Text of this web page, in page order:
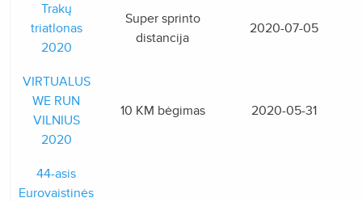
Trakų
triatlonas
2020
Super sprinto
distancija
2020-07-05
VIRTUALUS
WE RUN
VILNIUS
2020
10 KM bėgimas 2020-05-31
44-asis
Eurovaistinės